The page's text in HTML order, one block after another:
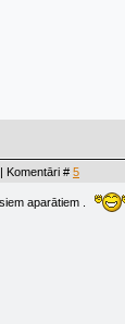
Komentāri # 5
aparātiem .